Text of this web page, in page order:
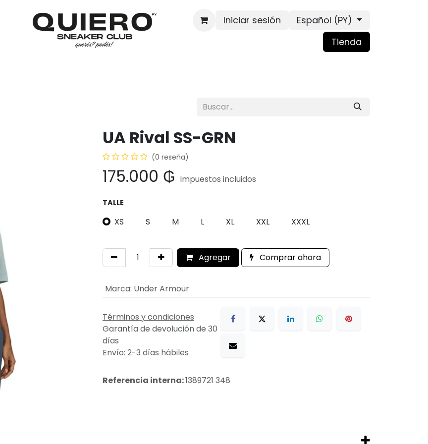
Iniciar sesión
Español (PY)
Tienda
UA Rival SS-GRN
(0 reseña)
175.000 ₲ Impuestos incluidos
TALLE
XS S M L XL XXL XXXL
Agregar Comprar ahora
Marca: Under Armour
Términos y condiciones
Garantía de devolución de 30
días
Envío: 2-3 días hábiles
Referencia interna:1389721 348